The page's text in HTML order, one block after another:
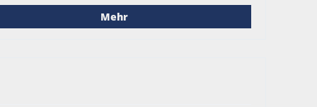
Mehr